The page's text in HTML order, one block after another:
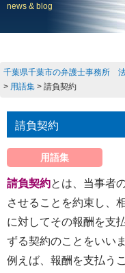
news & blog
千葉県千葉市の弁護士事務所
> 用語集 > 請負契約
請負契約
用語集
請負契約とは、当事者
させることを約束し、
に対してその報酬を支
ずる契約のことをいい
例えば、報酬を支払う